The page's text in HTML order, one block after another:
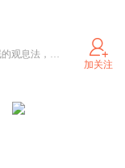
教你走出抑郁、强迫、焦虑、恐惧、失眠的观息法，教你一句话治好强迫症的亦止法。公众账号：重塑心灵心理训练中心
加关注